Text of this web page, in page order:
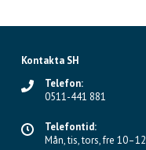
Kontakta SH
Telefon:
0511-441 881
Telefontid:
Mån, tis, tors, fre 10–12